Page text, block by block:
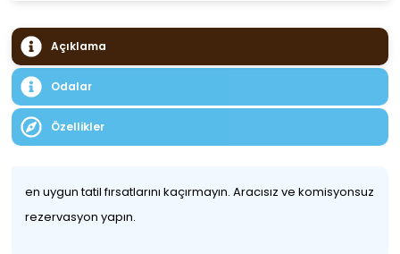
Açıklama
Odalar
Özellikler
en uygun tatil fırsatlarını kaçırmayın. Aracısız ve komisyonsuz
rezervasyon yapın.